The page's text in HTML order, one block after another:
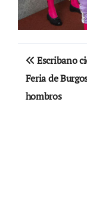
de
entradas
Escribano
Feria de
hombros